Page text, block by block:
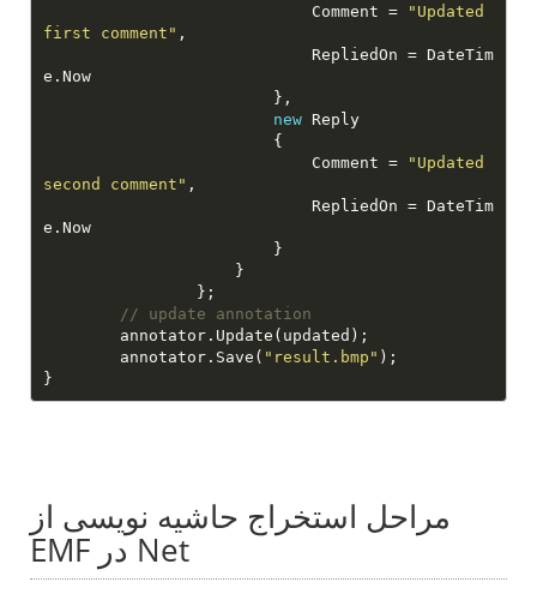
                            Comment =
"Updated
first comment"
e.Now
new
Reply
                            Comment =
"Updated
second comment"
e.Now
// update annotation
        annotator.Save(
"result.bmp"
مراحل استخراج حاشیه نویسی از
EMF در Net